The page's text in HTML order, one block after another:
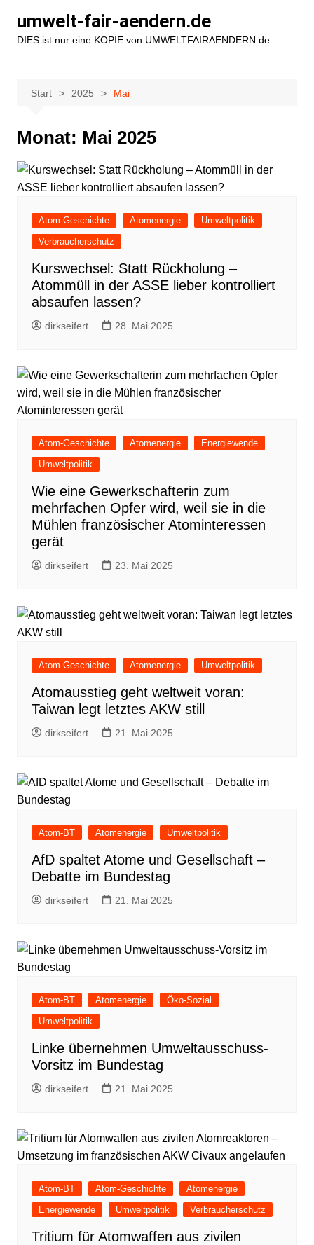
Inhalt
springen
umwelt-fair-aendern.de
DIES ist nur eine KOPIE von UMWELTFAIRAENDERN.de
Start 2025 Mai
Monat: Mai 2025
Atom-Geschichte Atomenergie
Umweltpolitik
Verbraucherschutz
Kurswechsel: Statt Rückholung –
Atommüll in der ASSE lieber kontrolliert
absaufen lassen?
dirkseifert 28. Mai 2025
Atom-Geschichte Atomenergie
Energiewende
Umweltpolitik
Wie eine Gewerkschafterin zum
mehrfachen Opfer wird, weil sie in die
Mühlen französischer Atominteressen
gerät
dirkseifert 23. Mai 2025
Atom-Geschichte Atomenergie Umweltpolitik
Atomausstieg geht weltweit voran:
Taiwan legt letztes AKW still
dirkseifert 21. Mai 2025
Atom-BT Atomenergie Umweltpolitik
AfD spaltet Atome und Gesellschaft –
Debatte im Bundestag
dirkseifert 21. Mai 2025
Atom-BT Atomenergie
Öko-Sozial
Umweltpolitik
Linke übernehmen Umweltausschuss-
Vorsitz im Bundestag
dirkseifert 21. Mai 2025
Atom-BT Atom-Geschichte
Atomenergie
Energiewende
Umweltpolitik Verbraucherschutz
Tritium für Atomwaffen aus zivilen